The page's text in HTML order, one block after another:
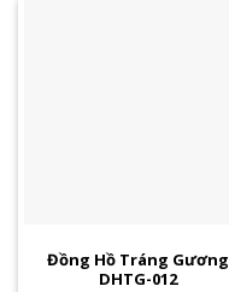
Đồng Hồ Tráng Gương
DHTG-012